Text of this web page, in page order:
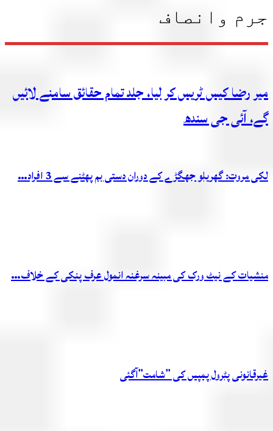
جرم وانصاف
میر رضا کیس ٹریس کر لیا، جلد تمام حقائق سامنے لائیں
گے، آئی جی سندھ
لکی مروت: گھریلو جھگڑے کے دوران دستی بم پھٹنے سے 3 افراد…
منشیات کے نیٹ ورک کی مبینہ سرغنہ انمول عرف پنکی کے خلاف…
غیرقانونی پٹرول پمپس کی ”شامت”آگئی